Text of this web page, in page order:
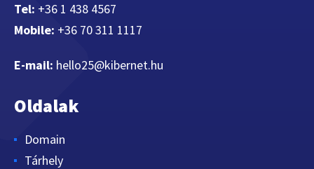
Tel: +36 1 438 4567
Mobile: +36 70 311 1117
E-mail: hello25@kibernet.hu
Oldalak
Domain
Tárhely